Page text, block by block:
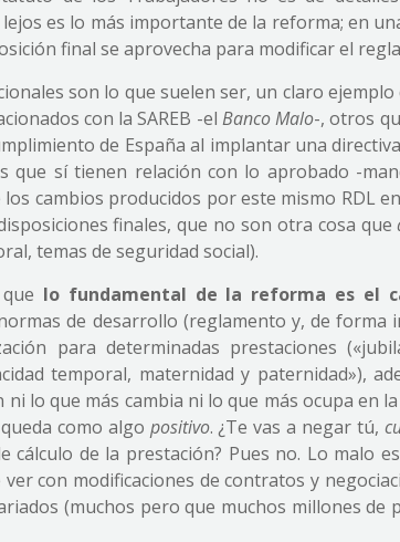
es lo más importante de la reforma; en
final se aprovecha para modificar el
son lo que suelen ser, un claro
con la SAREB -el Banco Malo-, otros
de España al implantar una
que sí tienen relación con lo aprobado -
cambios producidos por este mismo RDL
finales, que no son otra cosa que
temas de seguridad social).
lo fundamental de la reforma es el
de desarrollo (reglamento y, de forma
para determinadas prestaciones
temporal, maternidad y paternidad»),
lo que más cambia ni lo que más ocupa en
como algo positivo. ¿Te vas a negar tú,
cálculo de la prestación? Pues no. Lo malo
con modificaciones de contratos y
(muchos pero que muchos millones de